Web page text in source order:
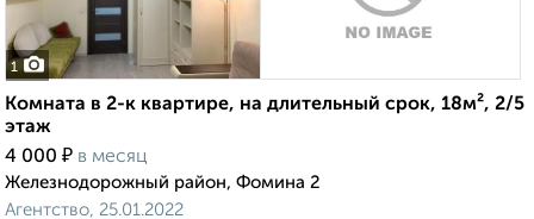
1
Комната в 2-к квартире, на длительный срок, 18м², 2/5
этаж
4 000 ₽ в месяц
Железнодорожный район, Фомина 2
Агентство, 25.01.2022